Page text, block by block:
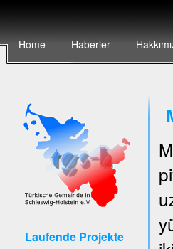
Home Haberler
Laufende Projekte